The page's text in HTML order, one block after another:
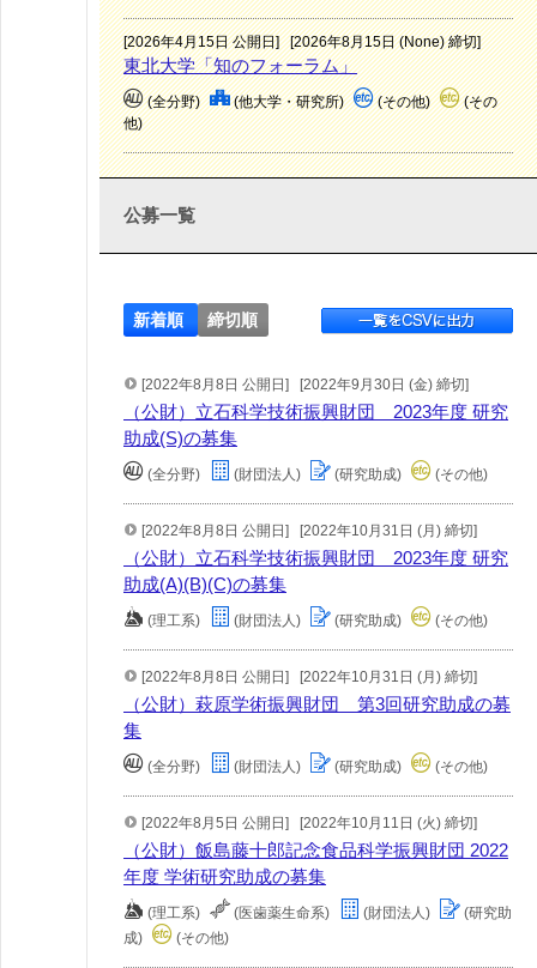
[2026年4月15日 公開日] [2026年8月15日 (None) 締切]
東北大学「知のフォーラム」
(全分野) (他大学・研究所) (その他)
(その
他)
公募一覧
新着順 締切順
[2022年8月8日 公開日] [2022年9月30日 (金) 締切]
（公財）立石科学技術振興財団 2023年度 研究
助成(S)の募集
(全分野) (財団法人) (研究助成) (その他)
[2022年8月8日 公開日] [2022年10月31日 (月) 締切]
（公財）立石科学技術振興財団 2023年度 研究
助成(A)(B)(C)の募集
(理工系) (財団法人) (研究助成) (その他)
[2022年8月8日 公開日] [2022年10月31日 (月) 締切]
（公財）萩原学術振興財団 第3回研究助成の募
集
(全分野) (財団法人) (研究助成) (その他)
[2022年8月5日 公開日] [2022年10月11日 (火) 締切]
（公財）飯島藤十郎記念食品科学振興財団 2022
年度 学術研究助成の募集
(理工系) (医歯薬生命系) (財団法人)
(研究助
成)
(その他)